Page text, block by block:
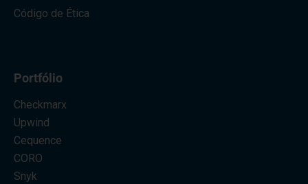
Código de Ética
Portfólio
Checkmarx
Upwind
Cequence
CORO
Snyk